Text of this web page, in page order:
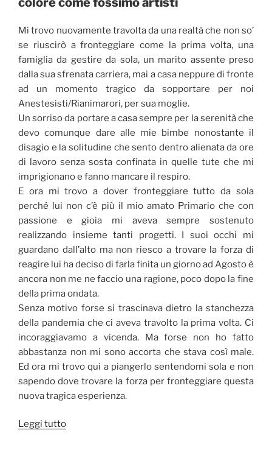
Mi trovo nuovamente travolta da una realtà che non so’
se riuscirò a fronteggiare come la prima volta, una
famiglia da gestire da sola, un marito assente preso
dalla sua sfrenata carriera, mai a casa neppure di fronte
ad un momento tragico da sopportare per noi
Anestesisti/Rianimarori, per sua moglie.
Un sorriso da portare a casa sempre per la serenità che
devo comunque dare alle mie bimbe nonostante il
disagio e la solitudine che sento dentro alienata da ore
di lavoro senza sosta confinata in quelle tute che mi
imprigionano e fanno mancare il respiro.
E ora mi trovo a dover fronteggiare tutto da sola
perché lui non c’è più il mio amato Primario che con
passione e gioia mi aveva sempre sostenuto
realizzando insieme tanti progetti. I suoi occhi mi
guardano dall’alto ma non riesco a trovare la forza di
reagire lui ha deciso di farla finita un giorno ad Agosto è
ancora non me ne faccio una ragione, poco dopo la fine
della prima ondata.
Senza motivo forse si trascinava dietro la stanchezza
della pandemia che ci aveva travolto la prima volta. Ci
incoraggiavamo a vicenda. Ma forse non ho fatto
abbastanza non mi sono accorta che stava così male.
Ed ora mi trovo qui a piangerlo sentendomi sola e non
sapendo dove trovare la forza per fronteggiare questa
nuova tragica esperienza.
Leggi tutto“In